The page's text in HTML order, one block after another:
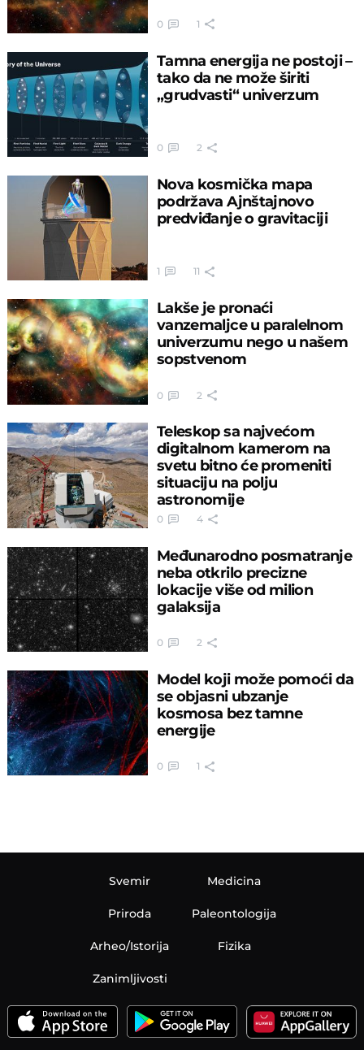
0 1
Tamna energija ne postoji –
tako da ne može širiti
„grudvasti“ univerzum
0 2
Nova kosmička mapa
podržava Ajnštajnovo
predviđanje o gravitaciji
1 11
Lakše je pronaći
vanzemaljce u paralelnom
univerzumu nego u našem
sopstvenom
0 2
Teleskop sa najvećom
digitalnom kamerom na
svetu bitno će promeniti
situaciju na polju
astronomije
0 4
Međunarodno posmatranje
neba otkrilo precizne
lokacije više od milion
galaksija
0 2
Model koji može pomoći da
se objasni ubzanje
kosmosa bez tamne
energije
0 1
Svemir
Priroda
Arheo/Istorija
Medicina
Paleontologija
Fizika
Zanimljivosti